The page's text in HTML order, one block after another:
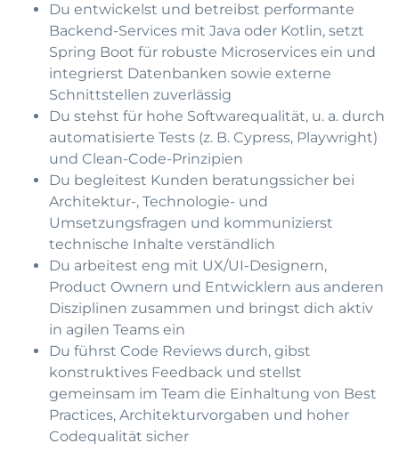
Du entwickelst und betreibst performante
Backend-Services mit Java oder Kotlin, setzt
Spring Boot für robuste Microservices ein und
integrierst Datenbanken sowie externe
Schnittstellen zuverlässig
Du stehst für hohe Softwarequalität, u. a. durch
automatisierte Tests (z. B. Cypress, Playwright)
und Clean-Code-Prinzipien
Du begleitest Kunden beratungssicher bei
Architektur-, Technologie- und
Umsetzungsfragen und kommunizierst
technische Inhalte verständlich
Du arbeitest eng mit UX/UI-Designern,
Product Ownern und Entwicklern aus anderen
Disziplinen zusammen und bringst dich aktiv
in agilen Teams ein
Du führst Code Reviews durch, gibst
konstruktives Feedback und stellst
gemeinsam im Team die Einhaltung von Best
Practices, Architekturvorgaben und hoher
Codequalität sicher